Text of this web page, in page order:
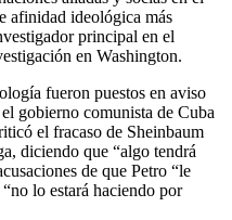
afinidad ideológica más
principal en el
en Washington.
fueron puestos en aviso
gobierno comunista de Cuba
el fracaso de Sheinbaum
diciendo que “algo tendrá
de que Petro “le
lo estará haciendo por